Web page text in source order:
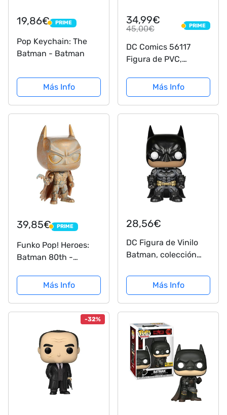
19,86€ PRIME
PRIME
Pop Keychain: The
Batman - Batman
Más Info
34,99€
45,00€ PRIME
PRIME
DC Comics 56117
Figura de PVC,
Más Info
39,85€ PRIME
PRIME
Funko Pop! Heroes:
Batman 80th -
ExclusiveMás Info
28,56€
DC Figura de Vinilo
Batman, colección
(Funko 6383)
Más Info
-32%